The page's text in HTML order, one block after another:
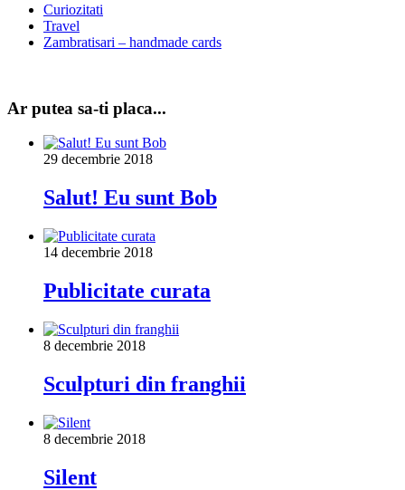
Curiozitati
Travel
Zambratisari – handmade cards
Ar putea sa-ti placa...
29 decembrie 2018
Salut! Eu sunt Bob
14 decembrie 2018
Publicitate curata
8 decembrie 2018
Sculpturi din franghii
8 decembrie 2018
Silent